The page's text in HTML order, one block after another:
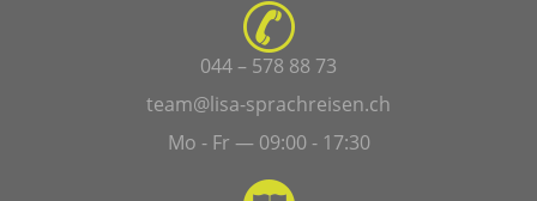
044 – 578 88 73
team@lisa-sprachreisen.ch
Mo - Fr — 09:00 - 17:30